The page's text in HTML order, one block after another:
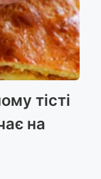
тісті
на